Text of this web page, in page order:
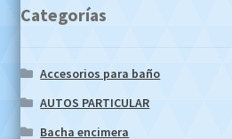
Categorías
Accesorios para baño
AUTOS PARTICULAR
Bacha encimera